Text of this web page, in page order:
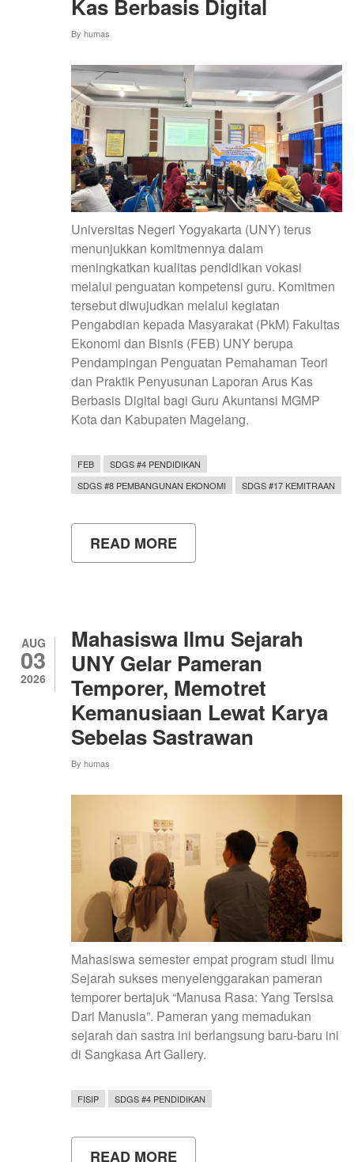
Kas Berbasis Digital
By humas
Universitas Negeri Yogyakarta (UNY) terus
menunjukkan komitmennya dalam
meningkatkan kualitas pendidikan vokasi
melalui penguatan kompetensi guru. Komitmen
tersebut diwujudkan melalui kegiatan
Pengabdian kepada Masyarakat (PkM) Fakultas
Ekonomi dan Bisnis (FEB) UNY berupa
Pendampingan Penguatan Pemahaman Teori
dan Praktik Penyusunan Laporan Arus Kas
Berbasis Digital bagi Guru Akuntansi MGMP
Kota dan Kabupaten Magelang.
FEB
SDGS #4 PENDIDIKAN
SDGS #8 PEMBANGUNAN EKONOMI
SDGS #17 KEMITRAAN
READ MORE
UNY
AKUNTANSI
MAGELANG
MELALUI
PENDAMPINGAN
PENYUSUNAN
LAPORAN
ARUS
KAS
BERBASIS
AUG
03
2026
Mahasiswa Ilmu Sejarah
UNY Gelar Pameran
Temporer, Memotret
Kemanusiaan Lewat Karya
Sebelas Sastrawan
By humas
Mahasiswa semester empat program studi Ilmu
Sejarah sukses menyelenggarakan pameran
temporer bertajuk “Manusa Rasa: Yang Tersisa
Dari Manusia”. Pameran yang memadukan
sejarah dan sastra ini berlangsung baru-baru ini
di Sangkasa Art Gallery.
FISIP SDGS #4 PENDIDIKAN
READ MORE